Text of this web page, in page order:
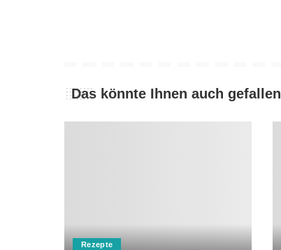
Das könnte Ihnen auch gefallen
Rezepte